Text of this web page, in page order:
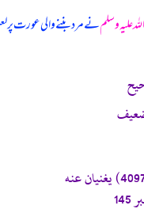
علیہ وسلمنے مرد بننے والی عورت پر